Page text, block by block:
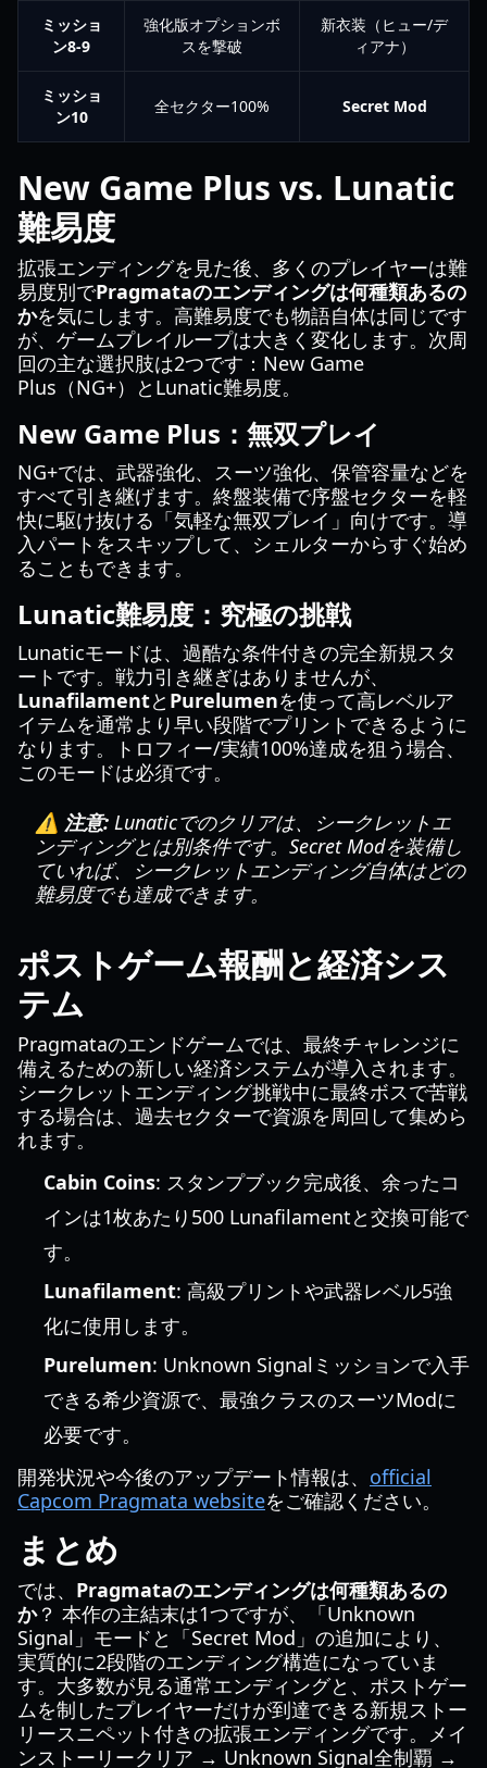
ミッショ
ン8-9
強化版オプションボ
スを撃破
新衣装（ヒュー/デ
ィアナ）
ミッショ
ン10
全セクター100% Secret Mod
New Game Plus vs. Lunatic
難易度
拡張エンディングを見た後、多くのプレイヤーは難
易度別でPragmataのエンディングは何種類あるの
かを気にします。高難易度でも物語自体は同じです
が、ゲームプレイループは大きく変化します。次周
回の主な選択肢は2つです：New Game
Plus（NG+）とLunatic難易度。
New Game Plus：無双プレイ
NG+では、武器強化、スーツ強化、保管容量などを
すべて引き継げます。終盤装備で序盤セクターを軽
快に駆け抜ける「気軽な無双プレイ」向けです。導
入パートをスキップして、シェルターからすぐ始め
ることもできます。
Lunatic難易度：究極の挑戦
Lunaticモードは、過酷な条件付きの完全新規スタ
ートです。戦力引き継ぎはありませんが、
Lunafilamentと Purelumenを使って高レベルア
イテムを通常より早い段階でプリントできるように
なります。トロフィー/実績100%達成を狙う場合、
このモードは必須です。
⚠️ 注意: Lunaticでのクリアは、シークレットエ
ンディングとは別条件です。Secret Modを装備し
ていれば、シークレットエンディング自体はどの
難易度でも達成できます。
ポストゲーム報酬と経済シス
テム
Pragmataのエンドゲームでは、最終チャレンジに
備えるための新しい経済システムが導入されます。
シークレットエンディング挑戦中に最終ボスで苦戦
する場合は、過去セクターで資源を周回して集めら
れます。
Cabin Coins: スタンプブック完成後、余ったコ
インは1枚あたり500 Lunafilamentと交換可能で
す。
Lunafilament: 高級プリントや武器レベル5強
化に使用します。
Purelumen: Unknown Signalミッションで入手
できる希少資源で、最強クラスのスーツModに
必要です。
開発状況や今後のアップデート情報は、 official
Capcom Pragmata websiteをご確認ください。
まとめ
では、 Pragmataのエンディングは何種類あるの
か？ 本作の主結末は1つですが、「Unknown
Signal」モードと「Secret Mod」の追加により、
実質的に2段階のエンディング構造になっていま
す。大多数が見る通常エンディングと、ポストゲー
ムを制したプレイヤーだけが到達できる新規ストー
リースニペット付きの拡張エンディングです。メイ
ンストーリークリア → Unknown Signal全制覇 →